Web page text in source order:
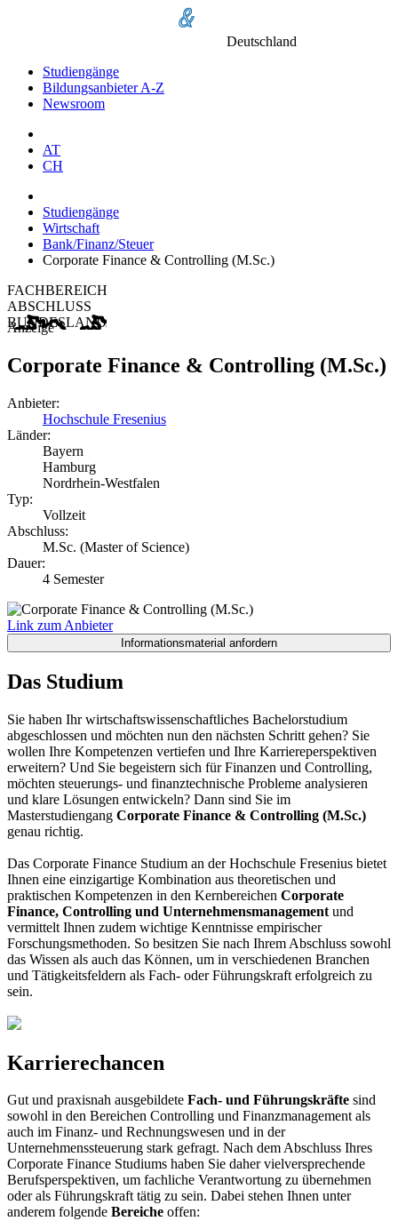
Deutschland
Studiengänge
Bildungsanbieter A-Z
Newsroom
AT
CH
Studiengänge
Wirtschaft
Bank/Finanz/Steuer
Corporate Finance & Controlling (M.Sc.)
FACHBEREICH
ABSCHLUSS
BUNDESLAND
Anzeige
Corporate Finance & Controlling (M.Sc.)
Anbieter:
Hochschule Fresenius
Länder:
Bayern
Hamburg
Nordrhein-Westfalen
Typ:
Vollzeit
Abschluss:
M.Sc. (Master of Science)
Dauer:
4 Semester
Link zum Anbieter
Das Studium
Sie haben Ihr wirtschaftswissenschaftliches Bachelorstudium
abgeschlossen und möchten nun den nächsten Schritt gehen? Sie
wollen Ihre Kompetenzen vertiefen und Ihre Karriereperspektiven
erweitern? Und Sie begeistern sich für Finanzen und Controlling,
möchten steuerungs- und finanztechnische Probleme analysieren
und klare Lösungen entwickeln? Dann sind Sie im
Masterstudiengang Corporate Finance & Controlling (M.Sc.)
genau richtig.
Das Corporate Finance Studium an der Hochschule Fresenius bietet
Ihnen eine einzigartige Kombination aus theoretischen und
praktischen Kompetenzen in den Kernbereichen Corporate
Finance, Controlling und Unternehmensmanagement und
vermittelt Ihnen zudem wichtige Kenntnisse empirischer
Forschungsmethoden. So besitzen Sie nach Ihrem Abschluss sowohl
das Wissen als auch das Können, um in verschiedenen Branchen
und Tätigkeitsfeldern als Fach- oder Führungskraft erfolgreich zu
sein.
Karrierechancen
Gut und praxisnah ausgebildete Fach- und Führungskräfte sind
sowohl in den Bereichen Controlling und Finanzmanagement als
auch im Finanz- und Rechnungswesen und in der
Unternehmenssteuerung stark gefragt. Nach dem Abschluss Ihres
Corporate Finance Studiums haben Sie daher vielversprechende
Berufsperspektiven, um fachliche Verantwortung zu übernehmen
oder als Führungskraft tätig zu sein. Dabei stehen Ihnen unter
anderem folgende Bereiche offen: